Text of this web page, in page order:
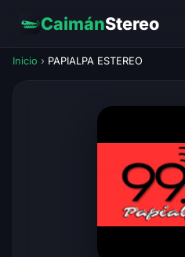
CaimánStereo
Inicio › PAPIALPA ESTEREO